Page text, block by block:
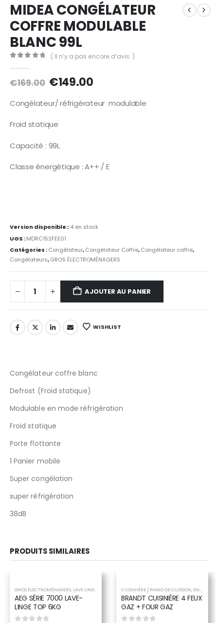
MIDEA CONGÉLATEUR
COFFRE MODULABLE
BLANC 99L
( Il n’y a pas encore d’avis. )
€169.00 Le
initial
€169.00.
€149.00Le
actuel
Congélateur/ réfrigérateur modulable
Froid statique
Capacité : 99L
Classe énergétique : A++ / E
Version disponible::4 en stock
UGS :MDRC152FEE01
Catégories :Congélateur,Congélateur Coffre,Congélateur coffre,
Congélateurs,GROS ÉLECTROMÉNAGERS
AJOUTER AU PANIER
WISHLIST
Congélateur coffre blanc
Defrost (Froid statique)
Modulable en mode réfrigération
Froid statique
Porte flottante
1 Panier mobile
Super congélation
super réfrigération
38dB
PRODUITS SIMILAIRES
GROS ÉLECTROMÉNAGERS, LAVE LINGE LAVE LINGE TOP
AEG SÉRIE 7000 LAVE-
LINGE TOP 6KG
CUISINIÈRE / PIANO DE CUISSON,GAZINIÈRE
BRANDT CUISINIÈRE 4 FEUX
GAZ + FOUR GAZ